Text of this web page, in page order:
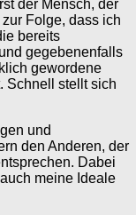
der Mensch, der
Folge, dass ich
bereits
gegebenenfalls
gewordene
Schnell stellt sich
und
den Anderen, der
Dabei
meine Ideale